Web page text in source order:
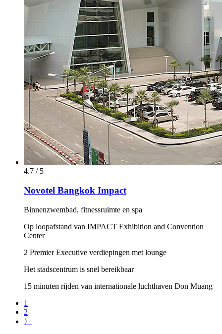
4.7 / 5
Novotel Bangkok Impact
Binnenzwembad, fitnessruimte en spa
Op loopafstand van IMPACT Exhibition and Convention
Center
2 Premier Executive verdiepingen met lounge
Het stadscentrum is snel bereikbaar
15 minuten rijden van internationale luchthaven Don Muang
1
2
〉